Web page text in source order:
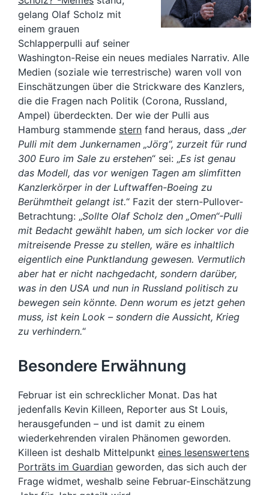
gelang Olaf Scholz mit
einem grauen
Schlapperpulli auf seiner
Washington-Reise ein neues mediales Narrativ. Alle
Medien (soziale wie terrestrische) waren voll von
Einschätzungen über die Strickware des Kanzlers,
die die Fragen nach Politik (Corona, Russland,
Ampel) überdeckten. Der wie der Pulli aus
Hamburg stammende stern fand heraus, dass „der
Pulli mit dem Junkernamen „Jörg“, zurzeit für rund
300 Euro im Sale zu erstehen“ sei: „Es ist genau
das Modell, das vor wenigen Tagen am slimfitten
Kanzlerkörper in der Luftwaffen-Boeing zu
Berühmtheit gelangt ist.“ Fazit der stern-Pullover-
Betrachtung: „Sollte Olaf Scholz den „Omen“-Pulli
mit Bedacht gewählt haben, um sich locker vor die
mitreisende Presse zu stellen, wäre es inhaltlich
eigentlich eine Punktlandung gewesen. Vermutlich
aber hat er nicht nachgedacht, sondern darüber,
was in den USA und nun in Russland politisch zu
bewegen sein könnte. Denn worum es jetzt gehen
muss, ist kein Look – sondern die Aussicht, Krieg
zu verhindern.“
Besondere Erwähnung
Februar ist ein schrecklicher Monat. Das hat
jedenfalls Kevin Killeen, Reporter aus St Louis,
herausgefunden – und ist damit zu einem
wiederkehrenden viralen Phänomen geworden.
Killeen ist deshalb Mittelpunkt eines lesenswertens
Porträts im Guardian geworden, das sich auch der
Frage widmet, weshalb seine Februar-Einschätzung